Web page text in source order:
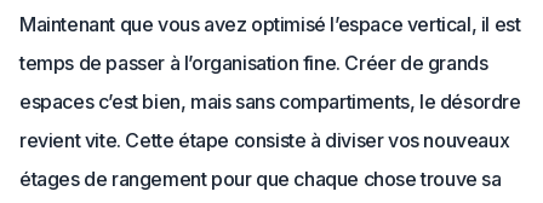
Maintenant que vous avez optimisé l’espace vertical, il est
temps de passer à l’organisation fine. Créer de grands
espaces c’est bien, mais sans compartiments, le désordre
revient vite. Cette étape consiste à diviser vos nouveaux
étages de rangement pour que chaque chose trouve sa